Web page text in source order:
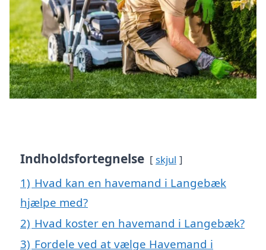
Indholdsfortegnelse skjul
1) Hvad kan en havemand i Langebæk
hjælpe med?
2) Hvad koster en havemand i Langebæk?
3) Fordele ved at vælge Havemand i